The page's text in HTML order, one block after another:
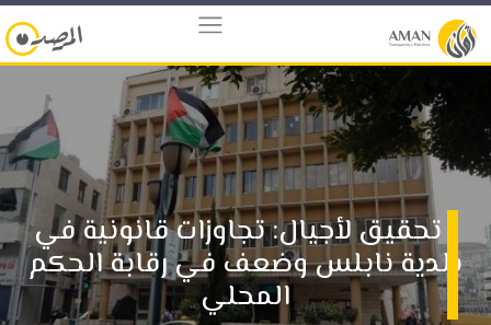
تحقيق لأجيال: تجاوزات قانونية في
بلدية نابلس وضعف في رقابة الحكم
المحلي